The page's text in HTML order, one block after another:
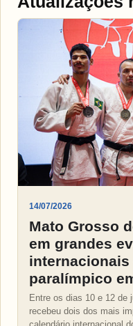
14/07/2026
Mato Grosso
em grandes
internacionais
paralímpico
Entre os dias 10 e 12 de
recebeu dois dos mais